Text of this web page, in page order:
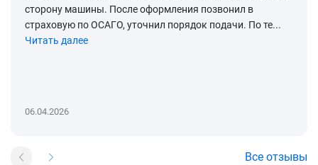
сторону машины. После оформления позвонил в
страховую по ОСАГО, уточнил порядок подачи. По те...
Читать далее
06.04.2026
Все отзывы